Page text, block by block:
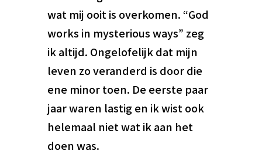
wat mij ooit is overkomen. “God
works in mysterious ways” zeg
ik altijd. Ongelofelijk dat mijn
leven zo veranderd is door die
ene minor toen. De eerste paar
jaar waren lastig en ik wist ook
helemaal niet wat ik aan het
doen was.